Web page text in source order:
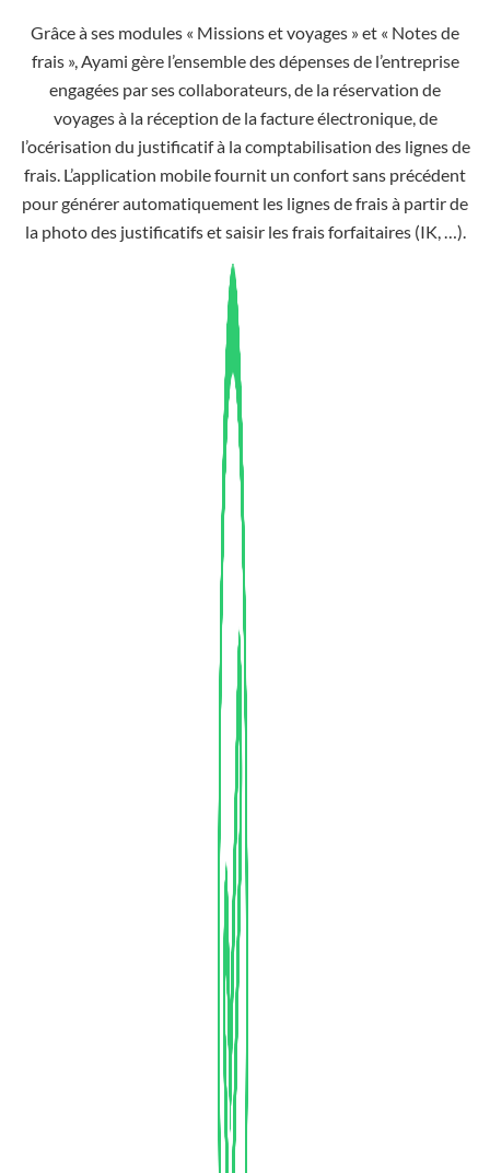
Grâce à ses modules « Missions et voyages » et « Notes de
frais », Ayami gère l’ensemble des dépenses de l’entreprise
engagées par ses collaborateurs, de la réservation de
voyages à la réception de la facture électronique, de
l’océrisation du justificatif à la comptabilisation des lignes de
frais. L’application mobile fournit un confort sans précédent
pour générer automatiquement les lignes de frais à partir de
la photo des justificatifs et saisir les frais forfaitaires (IK, …).